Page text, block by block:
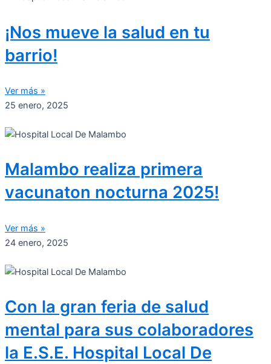
¡Nos mueve la salud en tu
barrio!
Ver más »
25 enero, 2025
Malambo realiza primera
vacunaton nocturna 2025!
Ver más »
24 enero, 2025
Con la gran feria de salud
mental para sus colaboradores
la E.S.E. Hospital Local De